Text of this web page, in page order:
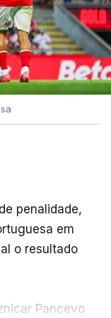
penalidade,
em
o resultado
Pancevo